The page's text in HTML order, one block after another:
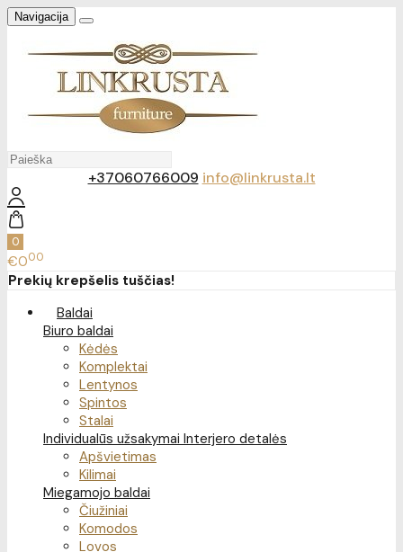
Navigacija
+37060766009 info@linkrusta.lt
0
€000
Prekių krepšelis tuščias!
Baldai
Biuro baldai
Kėdės
Komplektai
Lentynos
Spintos
Stalai
Individualūs užsakymai Interjero detalės
Apšvietimas
Kilimai
Miegamojo baldai
Čiužiniai
Komodos
Lovos